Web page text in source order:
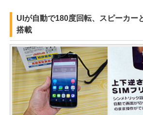
UIが自動で180度回転、スピーカー
搭載